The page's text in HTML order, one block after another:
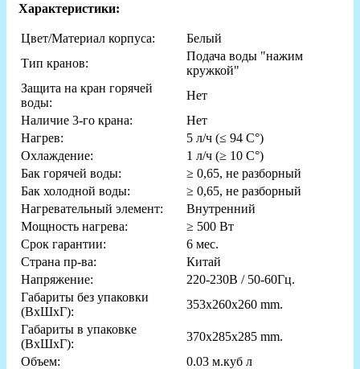
Характеристики:
Цвет/Материал корпуса:
Белый
Тип кранов:
Подача воды "нажим
кружкой"
Защита на кран горячей
воды:
Нет
Наличие 3-го крана:
Нет
Нагрев:
5 л/ч (≤ 94 C°)
Охлаждение:
1 л/ч (≥ 10 C°)
Бак горячей воды:
≥ 0,65, не разборный
Бак холодной воды:
≥ 0,65, не разборный
Нагревательный элемент:
Внутренний
Мощность нагрева:
≥ 500 Вт
Срок гарантии:
6 мес.
Страна пр-ва:
Китай
Напряжение:
220-230В / 50-60Гц.
Габариты без упаковки
(ВxШxГ):
353x260x260 mm.
Габариты в упаковке
(ВxШxГ):
370x285x285 mm.
Объем:
0.03 м.куб л